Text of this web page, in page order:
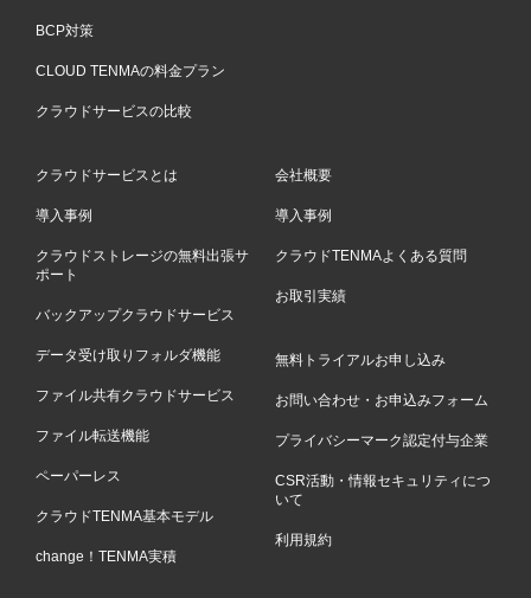
BCP対策
CLOUD TENMAの料金プラン
クラウドサービスの比較
クラウドサービスとは
導入事例
クラウドストレージの無料出張サ
ポート
バックアップクラウドサービス
データ受け取りフォルダ機能
ファイル共有クラウドサービス
ファイル転送機能
ペーパーレス
クラウドTENMA基本モデル
change！TENMA実積
会社概要
導入事例
クラウドTENMAよくある質問
お取引実績
無料トライアルお申し込み
お問い合わせ・お申込みフォーム
プライバシーマーク認定付与企業
CSR活動・情報セキュリティにつ
いて
利用規約